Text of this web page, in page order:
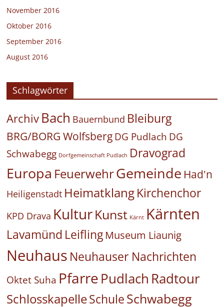
November 2016
Oktober 2016
September 2016
August 2016
Schlagwörter
Archiv Bach Bauernbund Bleiburg
BRG/BORG Wolfsberg DG Pudlach DG
Schwabegg Dorfgemeinschaft Pudlach Dravograd
Europa FeuerwehrGemeinde Had'n
Heiligenstadt HeimatklangKirchenchor
KPD Drava KulturKunst Kärnt Kärnten
Lavamünd Leifling Museum Liaunig
Neuhaus Neuhauser Nachrichten
Oktet Suha PfarrePudlach Radtour
SchlosskapelleSchuleSchwabegg